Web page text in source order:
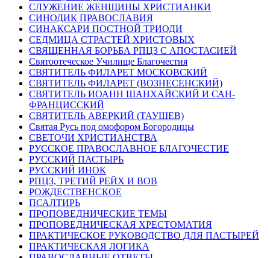
СЛУЖЕНИЕ ЖЕНЩИНЫ ХРИСТИАНКИ
СИНОДИК ПРАВОСЛАВИЯ
СИНАКСАРИ ПОСТНОЙ ТРИОДИ
СЕДМИЦА СТРАСТЕЙ ХРИСТОВЫХ
СВЯЩЕННАЯ БОРЬБА РПЦЗ С АПОСТАСИЕЙ
Святоотеческое Училище Благочестия
СВЯТИТЕЛЬ ФИЛАРЕТ МОСКОВСКИЙ
СВЯТИТЕЛЬ ФИЛАРЕТ (ВОЗНЕСЕНСКИЙ)
СВЯТИТЕЛЬ ИОАНН ШАНХАЙСКИЙ И САН-
ФРАНЦИССКИЙ
СВЯТИТЕЛЬ АВЕРКИЙ (ТАУШЕВ)
Святая Русь под омофором Богородицы
СВЕТОЧИ ХРИСТИАНСТВА
РУССКОЕ ПРАВОСЛАВНОЕ БЛАГОЧЕСТИЕ
РУССКИЙ ПАСТЫРЬ
РУССКИЙ ИНОК
РПЦЗ, ТРЕТИЙ РЕЙХ И ВОВ
РОЖДЕСТВЕНСКОЕ
ПСАЛТИРЬ
ПРОПОВЕДНИЧЕСКИЕ ТЕМЫ
ПРОПОВЕДНИЧЕСКАЯ ХРЕСТОМАТИЯ
ПРАКТИЧЕСКОЕ РУКОВОДСТВО ДЛЯ ПАСТЫРЕЙ
ПРАКТИЧЕСКАЯ ЛОГИКА